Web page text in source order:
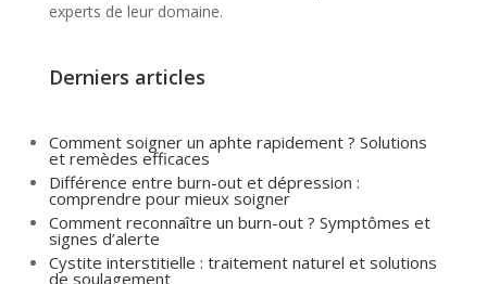
experts de leur domaine.
Derniers articles
Comment soigner un aphte rapidement ? Solutions
et remèdes efficaces
Différence entre burn-out et dépression :
comprendre pour mieux soigner
Comment reconnaître un burn-out ? Symptômes et
signes d’alerte
Cystite interstitielle : traitement naturel et solutions
de soulagement